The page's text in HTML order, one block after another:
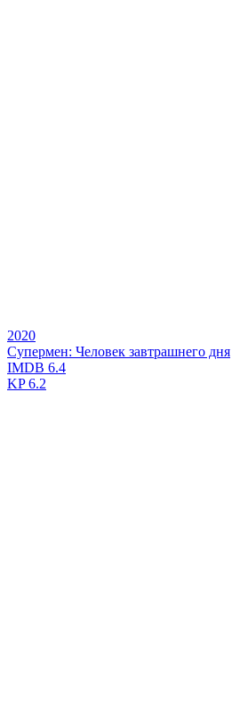
2020
Супермен: Человек завтрашнего дня
IMDB 6.4
KP6.2